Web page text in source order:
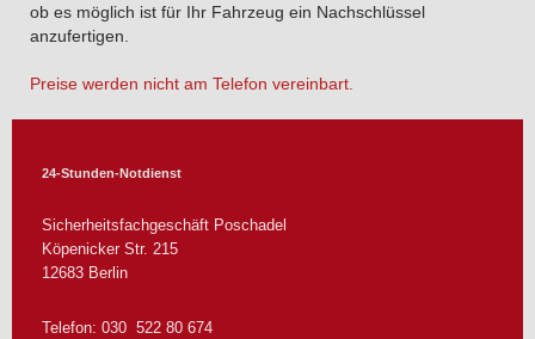
ob es möglich ist für Ihr Fahrzeug ein Nachschlüssel
anzufertigen.
Preise werden nicht am Telefon vereinbart.
24-Stunden-Notdienst
Sicherheitsfachgeschäft Poschadel
Köpenicker Str. 215
12683 Berlin
Telefon: 030 522 80 674